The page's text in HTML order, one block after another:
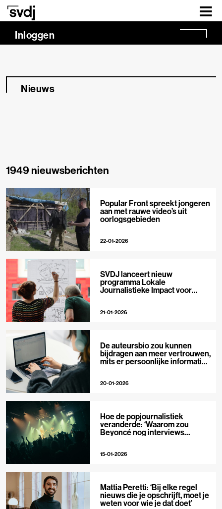
Naar hoofdinhoud
Inloggen
Nieuws
1949 nieuwsberichten
Popular Front spreekt jongeren
aan met rauwe video’s uit
oorlogsgebieden
22-01-2026
SVDJ lanceert nieuw
programma Lokale
Journalistieke Impact voor
21-01-2026
De auteursbio zou kunnen
bijdragen aan meer vertrouwen,
mits er persoonlijke informatie
20-01-2026
Hoe de popjournalistiek
veranderde: ‘Waarom zou
Beyoncé nog interviews
15-01-2026
Mattia Peretti: ‘Bij elke regel
nieuws die je opschrijft, moet je
weten voor wie je dat doet’